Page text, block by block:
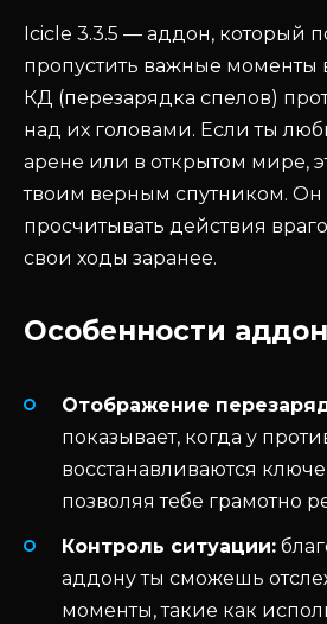
Icicle 3.3.5 — аддон, который
пропустить важные моменты
КД (перезарядка спелов)
над их головами. Если ты
арене или в открытом мире,
твоим верным спутником.
просчитывать действия
свои ходы заранее.
Особенности
Отображение
показывает, когда у
восстанавливаются
позволяя тебе грамотно
Контроль ситуации:
аддону ты сможешь
моменты, такие как